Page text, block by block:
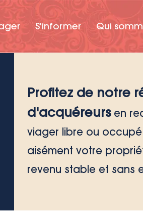
S'informer Qui
Profitez de notre
d'acquéreursen
viager libre ou
aisément votre
revenu stable et sans